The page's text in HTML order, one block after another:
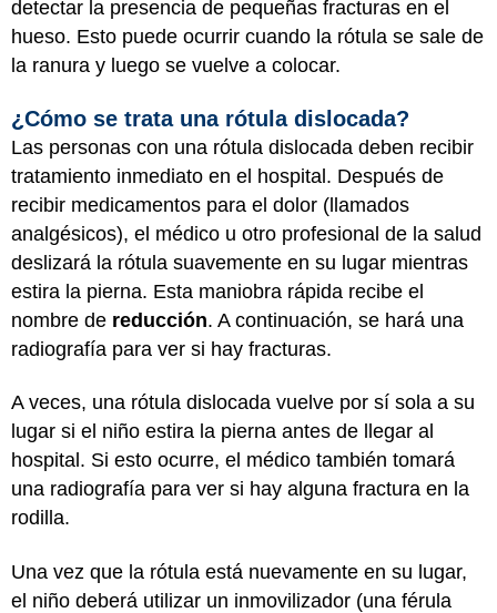
detectar la presencia de pequeñas fracturas en el
hueso. Esto puede ocurrir cuando la rótula se sale de
la ranura y luego se vuelve a colocar.
¿Cómo se trata una rótula dislocada?
Las personas con una rótula dislocada deben recibir
tratamiento inmediato en el hospital. Después de
recibir medicamentos para el dolor (llamados
analgésicos), el médico u otro profesional de la salud
deslizará la rótula suavemente en su lugar mientras
estira la pierna. Esta maniobra rápida recibe el
nombre de reducción. A continuación, se hará una
radiografía para ver si hay fracturas.
A veces, una rótula dislocada vuelve por sí sola a su
lugar si el niño estira la pierna antes de llegar al
hospital. Si esto ocurre, el médico también tomará
una radiografía para ver si hay alguna fractura en la
rodilla.
Una vez que la rótula está nuevamente en su lugar,
el niño deberá utilizar un inmovilizador (una férula